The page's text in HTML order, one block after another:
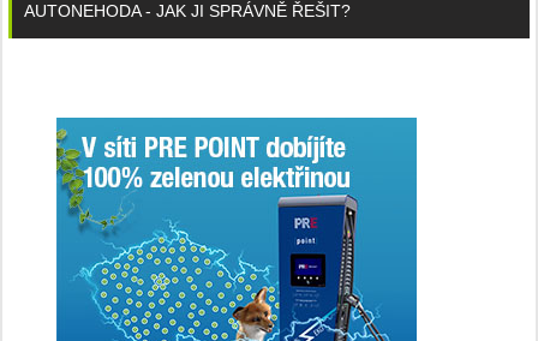
AUTONEHODA - JAK JI SPRÁVNĚ ŘEŠIT?